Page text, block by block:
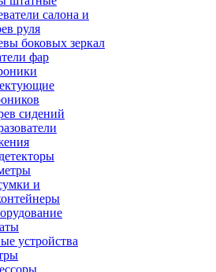
салона и
руля
боковых зеркал
фар
сидений
и
устройства